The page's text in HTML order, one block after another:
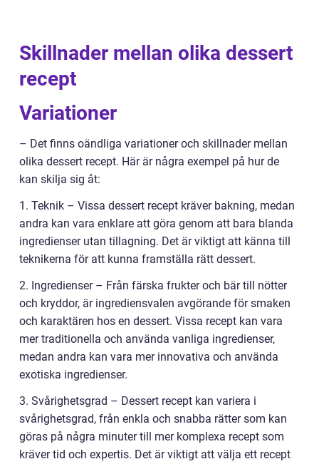
Skillnader mellan olika dessert
recept
Variationer
– Det finns oändliga variationer och skillnader mellan
olika dessert recept. Här är några exempel på hur de
kan skilja sig åt:
1. Teknik – Vissa dessert recept kräver bakning, medan
andra kan vara enklare att göra genom att bara blanda
ingredienser utan tillagning. Det är viktigt att känna till
teknikerna för att kunna framställa rätt dessert.
2. Ingredienser – Från färska frukter och bär till nötter
och kryddor, är ingrediensvalen avgörande för smaken
och karaktären hos en dessert. Vissa recept kan vara
mer traditionella och använda vanliga ingredienser,
medan andra kan vara mer innovativa och använda
exotiska ingredienser.
3. Svårighetsgrad – Dessert recept kan variera i
svårighetsgrad, från enkla och snabba rätter som kan
göras på några minuter till mer komplexa recept som
kräver tid och expertis. Det är viktigt att välja ett recept